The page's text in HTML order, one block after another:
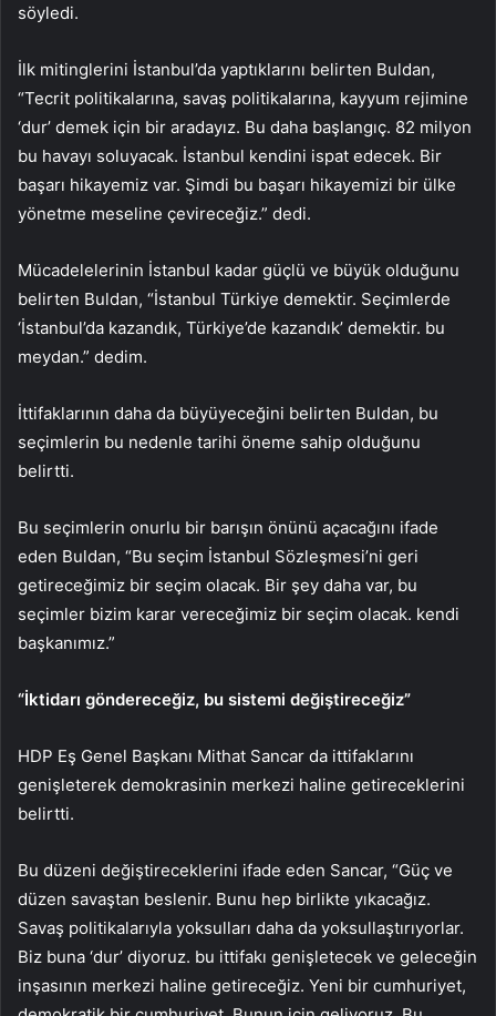
söyledi.
İlk mitinglerini İstanbul’da yaptıklarını belirten Buldan,
“Tecrit politikalarına, savaş politikalarına, kayyum rejimine
‘dur’ demek için bir aradayız. Bu daha başlangıç. 82 milyon
bu havayı soluyacak. İstanbul kendini ispat edecek. Bir
başarı hikayemiz var. Şimdi bu başarı hikayemizi bir ülke
yönetme meseline çevireceğiz.” dedi.
Mücadelelerinin İstanbul kadar güçlü ve büyük olduğunu
belirten Buldan, “İstanbul Türkiye demektir. Seçimlerde
‘İstanbul’da kazandık, Türkiye’de kazandık’ demektir. bu
meydan.” dedim.
İttifaklarının daha da büyüyeceğini belirten Buldan, bu
seçimlerin bu nedenle tarihi öneme sahip olduğunu
belirtti.
Bu seçimlerin onurlu bir barışın önünü açacağını ifade
eden Buldan, “Bu seçim İstanbul Sözleşmesi’ni geri
getireceğimiz bir seçim olacak. Bir şey daha var, bu
seçimler bizim karar vereceğimiz bir seçim olacak. kendi
başkanımız.”
“İktidarı göndereceğiz, bu sistemi değiştireceğiz”
HDP Eş Genel Başkanı Mithat Sancar da ittifaklarını
genişleterek demokrasinin merkezi haline getireceklerini
belirtti.
Bu düzeni değiştireceklerini ifade eden Sancar, “Güç ve
düzen savaştan beslenir. Bunu hep birlikte yıkacağız.
Savaş politikalarıyla yoksulları daha da yoksullaştırıyorlar.
Biz buna ‘dur’ diyoruz. bu ittifakı genişletecek ve geleceğin
inşasının merkezi haline getireceğiz. Yeni bir cumhuriyet,